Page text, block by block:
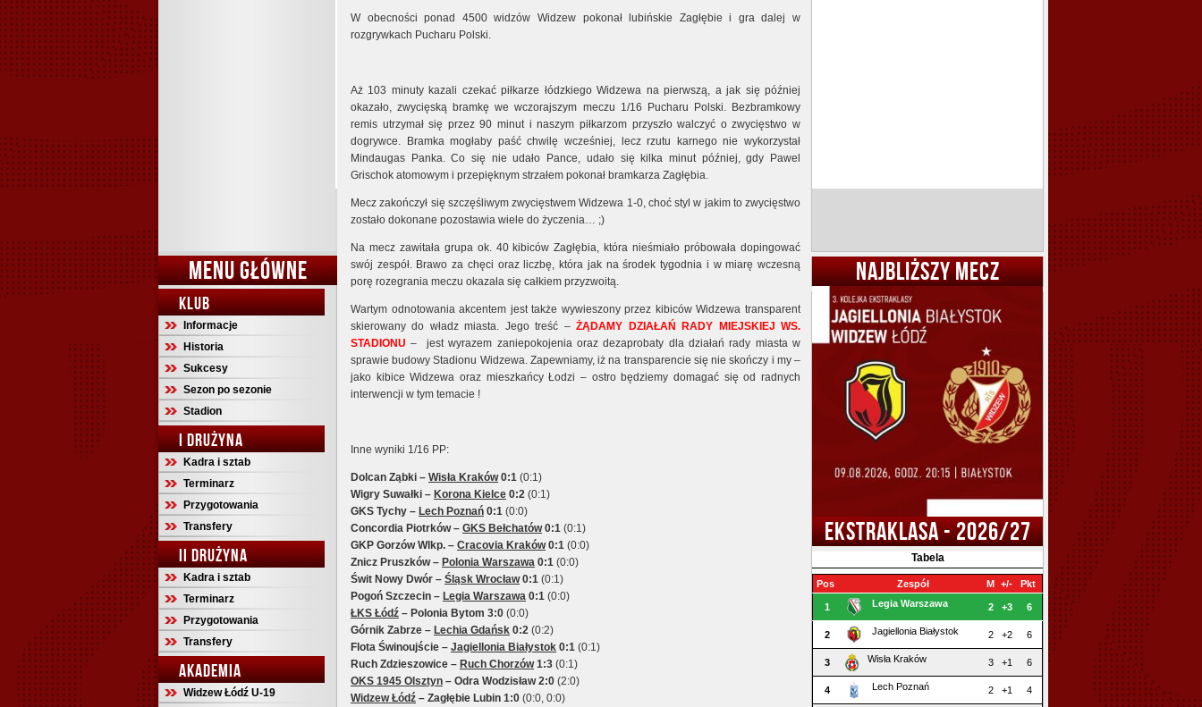
MENU GŁÓWNE
KLUB
Informacje
Historia
Sukcesy
Sezon po sezonie
Stadion
I DRUŻYNA
Kadra i sztab
Terminarz
Przygotowania
Transfery
II DRUŻYNA
Kadra i sztab
Terminarz
Przygotowania
Transfery
AKADEMIA
Widzew Łódź U-19
W obecności ponad 4500 widzów Widzew pokonał lubińskie Zagłębie i gra dalej w
rozgrywkach Pucharu Polski.
Aż 103 minuty kazali czekać piłkarze łódzkiego Widzewa na pierwszą, a jak się później
okazało, zwycięską bramkę we wczorajszym meczu 1/16 Pucharu Polski. Bezbramkowy
remis utrzymał się przez 90 minut i naszym piłkarzom przyszło walczyć o zwycięstwo w
dogrywce. Bramka mogłaby paść chwilę wcześniej, lecz rzutu karnego nie wykorzystał
Mindaugas Panka. Co się nie udało Pance, udało się kilka minut później, gdy Pawel
Grischok atomowym i przepięknym strzałem pokonał bramkarza Zagłębia.
Mecz zakończył się szczęśliwym zwycięstwem Widzewa 1-0, choć styl w jakim to zwycięstwo
zostało dokonane pozostawia wiele do życzenia… ;)
Na mecz zawitała grupa ok. 40 kibiców Zagłębia, która nieśmiało próbowała dopingować
swój zespół. Brawo za chęci oraz liczbę, która jak na środek tygodnia i w miarę wczesną
porę rozegrania meczu okazała się całkiem przyzwoitą.
Wartym odnotowania akcentem jest także wywieszony przez kibiców Widzewa transparent
skierowany do władz miasta. Jego treść –ŻĄDAMY DZIAŁAŃ RADY MIEJSKIEJ WS.
STADIONU – jest wyrazem zaniepokojenia oraz dezaprobaty dla działań rady miasta w
sprawie budowy Stadionu Widzewa. Zapewniamy, iż na transparencie się nie skończy i my –
jako kibice Widzewa oraz mieszkańcy Łodzi – ostro będziemy domagać się od radnych
interwencji w tym temacie !
Inne wyniki 1/16 PP:
Dolcan Ząbki – Wisła Kraków0:1 (0:1)
Wigry Suwałki – Korona Kielce 0:2 (0:1)
GKS Tychy – Lech Poznań 0:1 (0:0)
Concordia Piotrków – GKS Bełchatów0:1 (0:1)
GKP Gorzów Wlkp. – Cracovia Kraków0:1 (0:0)
Znicz Pruszków – Polonia Warszawa 0:1 (0:0)
Świt Nowy Dwór – Śląsk Wrocław0:1 (0:1)
Pogoń Szczecin – Legia Warszawa 0:1 (0:0)
ŁKS Łódź – Polonia Bytom 3:0 (0:0)
Górnik Zabrze – Lechia Gdańsk 0:2 (0:2)
Flota Świnoujście – Jagiellonia Białystok 0:1 (0:1)
Ruch Zdzieszowice – Ruch Chorzów1:3 (0:1)
OKS 1945 Olsztyn – Odra Wodzisław 2:0 (2:0)
Widzew Łódź – Zagłębie Lubin 1:0 (0:0, 0:0)
NAJBLIŻSZY MECZ
EKSTRAKLASA - 2026/27
Tabela
Pos Zespół M +/- Pkt
1 Legia Warszawa 2 +3 6
2 Jagiellonia Białystok 2 +2 6
3 Wisła Kraków 3 +1 6
4 Lech Poznań 2 +1 4